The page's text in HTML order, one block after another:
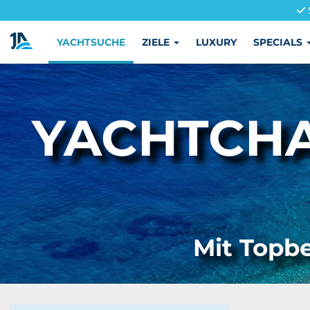
YACHTSUCHE ZIELE LUXURY SPECIALS
Mit